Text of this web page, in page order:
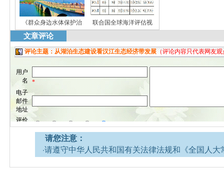
《群众身边水体保护治 联合国全球海洋评估视
文章评论
请您注意：
·请遵守中华人民共和国有关法律法规和《全国人